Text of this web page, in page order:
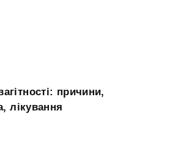
причини,
лікування